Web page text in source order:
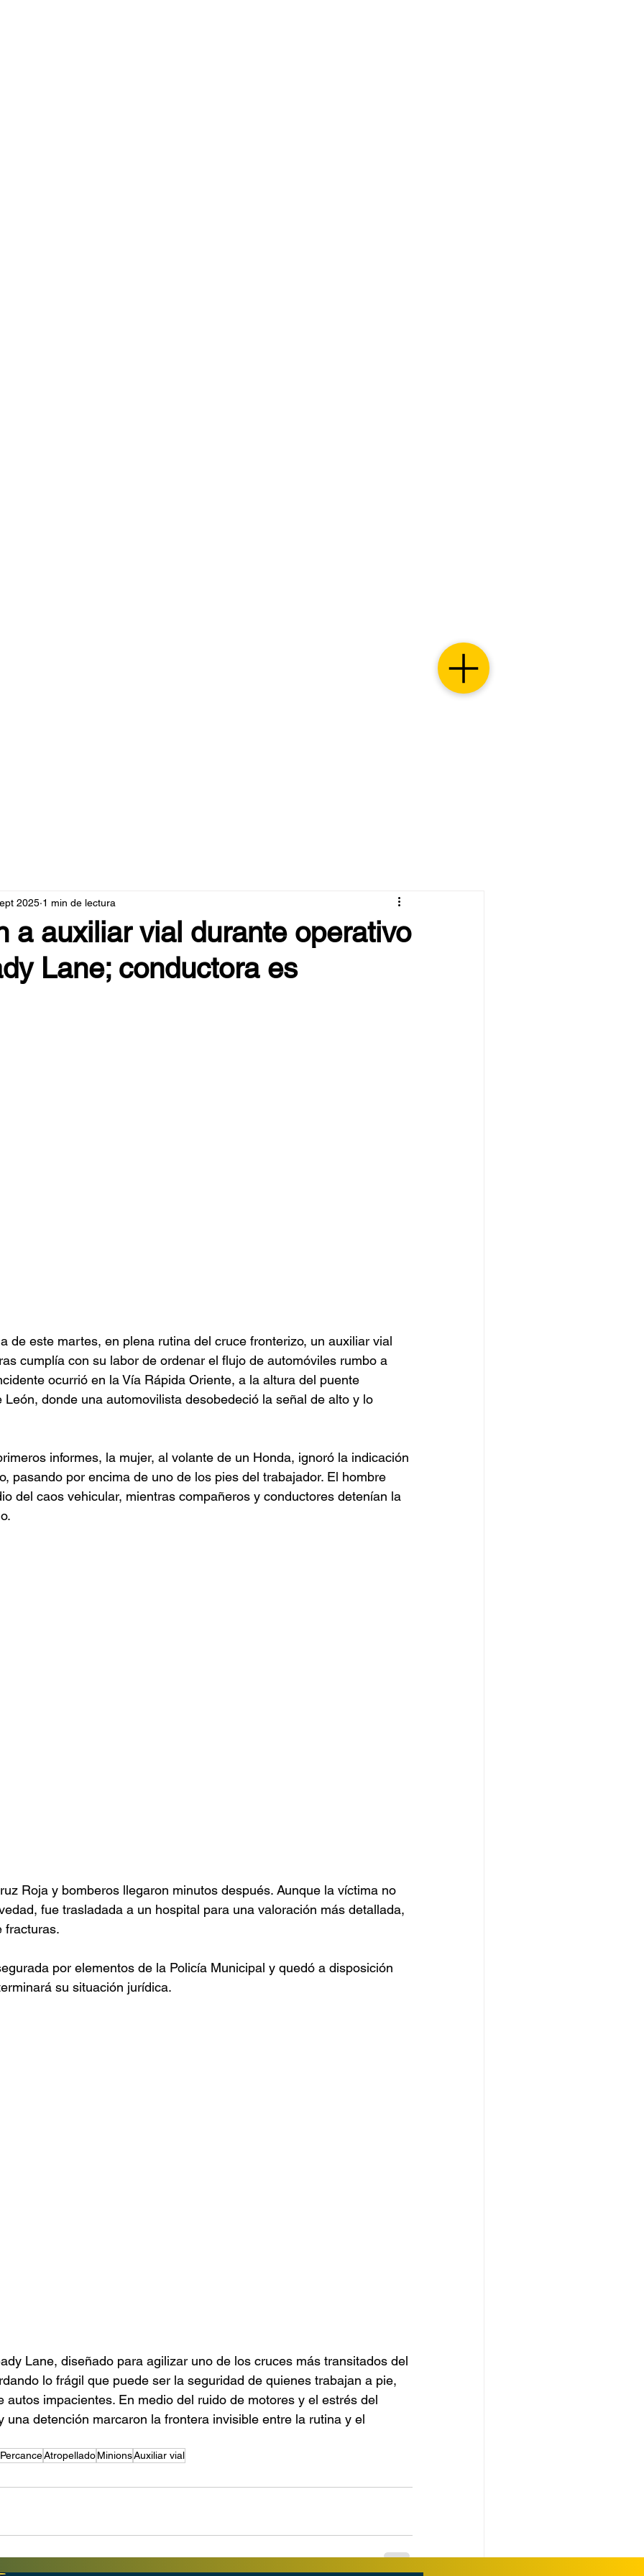
a auxiliar vial durante operativo
Lane; conductora es
2025 1 min de lectura
de este martes, en plena rutina del cruce fronterizo, un auxiliar vial
cumplía con su labor de ordenar el flujo de automóviles rumbo a
ocurrió en la Vía Rápida Oriente, a la altura del puente
León, donde una automovilista desobedeció la señal de alto y lo
informes, la mujer, al volante de un Honda, ignoró la indicación
pasando por encima de uno de los pies del trabajador. El hombre
del caos vehicular, mientras compañeros y conductores detenían la
Roja y bomberos llegaron minutos después. Aunque la víctima no
fue trasladada a un hospital para una valoración más detallada,
fracturas.
por elementos de la Policía Municipal y quedó a disposición
su situación jurídica.
Lane, diseñado para agilizar uno de los cruces más transitados del
lo frágil que puede ser la seguridad de quienes trabajan a pie,
autos impacientes. En medio del ruido de motores y el estrés del
una detención marcaron la frontera invisible entre la rutina y el
PercanceAtropelladoMinionsAuxiliar vial